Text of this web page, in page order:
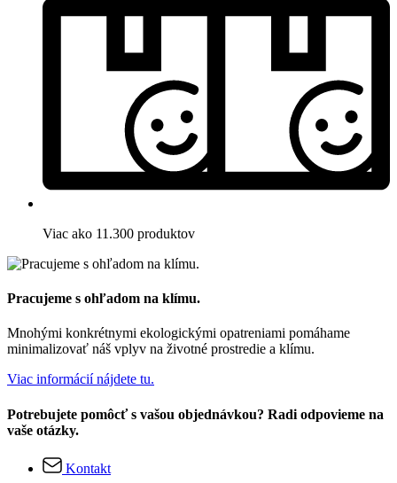
Viac ako 11.300 produktov
Pracujeme s ohľadom na klímu.
Mnohými konkrétnymi ekologickými opatreniami pomáhame
minimalizovať náš vplyv na životné prostredie a klímu.
Viac informácií nájdete tu.
Potrebujete pomôcť s vašou objednávkou? Radi odpovieme na
vaše otázky.
Kontakt